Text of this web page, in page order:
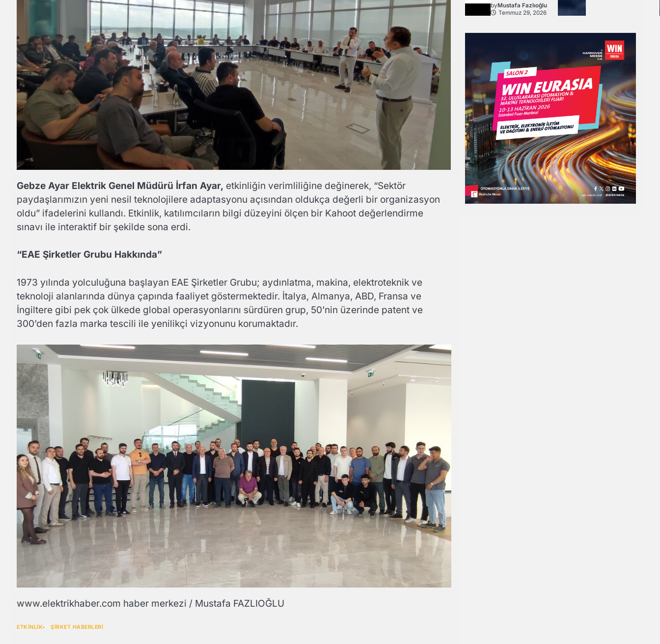
Gebze Ayar Elektrik Genel Müdürü İrfan Ayar, etkinliğin verimliliğine değinerek, “Sektör
paydaşlarımızın yeni nesil teknolojilere adaptasyonu açısından oldukça değerli bir organizasyon
oldu” ifadelerini kullandı. Etkinlik, katılımcıların bilgi düzeyini ölçen bir Kahoot değerlendirme
sınavı ile interaktif bir şekilde sona erdi.
“EAE Şirketler Grubu Hakkında”
1973 yılında yolculuğuna başlayan EAE Şirketler Grubu; aydınlatma, makina, elektroteknik ve
teknoloji alanlarında dünya çapında faaliyet göstermektedir. İtalya, Almanya, ABD, Fransa ve
İngiltere gibi pek çok ülkede global operasyonlarını sürdüren grup, 50’nin üzerinde patent ve
300’den fazla marka tescili ile yenilikçi vizyonunu korumaktadır.
www.elektrikhaber.com haber merkezi / Mustafa FAZLIOĞLU
ETKİNLİK ŞİRKET HABERLERİ
byMustafa Fazlıoğlu
Temmuz 29, 2026